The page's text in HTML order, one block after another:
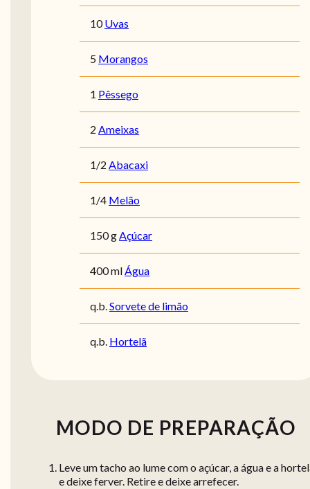
10 Uvas
5 Morangos
1 Pêssego
2 Ameixas
1/2 Abacaxi
1/4 Melão
150 gAçúcar
400 mlÁgua
q.b.Sorvete de limão
q.b. Hortelã
MODO DE PREPARAÇÃO
Leve um tacho ao lume com o açúcar, a água e a
e deixe ferver. Retire e deixe arrefecer.